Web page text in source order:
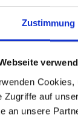
Zustimmung
Zugriffe auf
an unsere